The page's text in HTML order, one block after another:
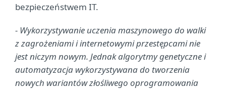
bezpieczeństwem IT.
- Wykorzystywanie uczenia maszynowego do walki
z zagrożeniami i internetowymi przestępcami nie
jest niczym nowym. Jednak algorytmy genetyczne i
automatyzacja wykorzystywana do tworzenia
nowych wariantów złośliwego oprogramowania